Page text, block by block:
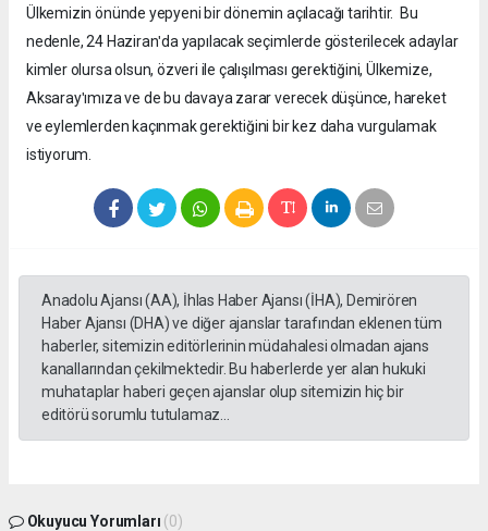
Ülkemizin önünde yepyeni bir dönemin açılacağı tarihtir. Bu
nedenle, 24 Haziranʹda yapılacak seçimlerde gösterilecek adaylar
kimler olursa olsun, özveri ile çalışılması gerektiğini, Ülkemize,
Aksarayʹımıza ve de bu davaya zarar verecek düşünce, hareket
ve eylemlerden kaçınmak gerektiğini bir kez daha vurgulamak
istiyorum.
Anadolu Ajansı (AA), İhlas Haber Ajansı (İHA), Demirören
Haber Ajansı (DHA) ve diğer ajanslar tarafından eklenen tüm
haberler, sitemizin editörlerinin müdahalesi olmadan ajans
kanallarından çekilmektedir. Bu haberlerde yer alan hukuki
muhataplar haberi geçen ajanslar olup sitemizin hiç bir
editörü sorumlu tutulamaz...
Okuyucu Yorumları (0)